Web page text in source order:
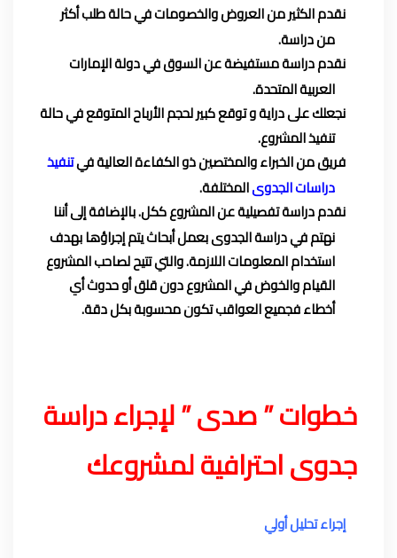
نقدم الكثير من العروض والخصومات في حالة طلب أكثر
من دراسة.
نقدم دراسة مستفيضة عن السوق في دولة الإمارات
العربية المتحدة.
نجعلك على دراية و توقع كبير لحجم الأرباح المتوقع في حالة
تنفيذ المشروع.
فريق من الخبراء والمختصين ذو الكفاءة العالية فيتنفيذ
دراسات الجدوىالمختلفة.
نقدم دراسة تفصيلية عن المشروع ككل. بالإضافة إلى أننا
نهتم في دراسة الجدوى بعمل أبحاث يتم إجراؤها بهدف
استخدام المعلومات اللازمة. والتي تتيح لصاحب المشروع
القيام والخوض في المشروع دون قلق أو حدوث أي
أخطاء فجميع العواقب تكون محسوبة بكل دقة.
خطوات ” صدى ” لإجراء دراسة
جدوى احترافية لمشروعك
إجراء تحليل أولي